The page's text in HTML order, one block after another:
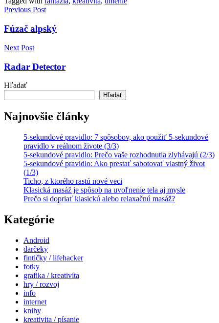
Navigácia
v
Previous Post
Fúzač alpský
Next Post
Radar Detector
Hľadať
Hľadať
Najnovšie články
5-sekundové pravidlo: 7 spôsobov, ako použiť 5-sekundové
pravidlo v reálnom živote (3/3)
5-sekundové pravidlo: Prečo vaše rozhodnutia zlyhávajú (2/3)
5-sekundové pravidlo: Ako prestať sabotovať vlastný život
(1/3)
Ticho, z ktorého rastú nové veci
Klasická masáž je spôsob na uvoľnenie tela aj mysle
Prečo si dopriať klasickú alebo relaxačnú masáž?
Kategórie
Android
darčeky
fintičky / lifehacker
fotky
grafika / kreativita
hry / rozvoj
info
internet
knihy
kreativita / písanie